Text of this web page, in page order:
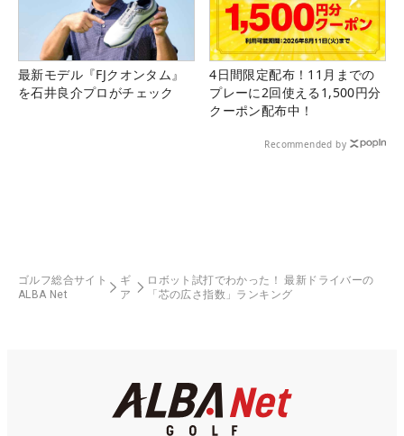
最新モデル『FJクオンタム』
を石井良介プロがチェック
4日間限定配布！11月までの
プレーに2回使える1,500円分
クーポン配布中！
Recommended by
ゴルフ総合サイト
ALBA Net
ギ
ア
ロボット試打でわかった！ 最新ドライバーの
「芯の広さ指数」ランキング